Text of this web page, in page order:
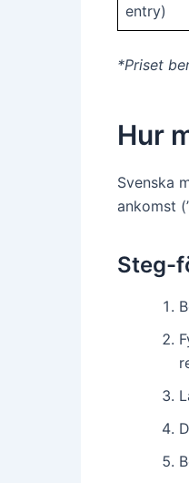
entry)
*Priset
Hur
Svenska
ankomst
Steg-